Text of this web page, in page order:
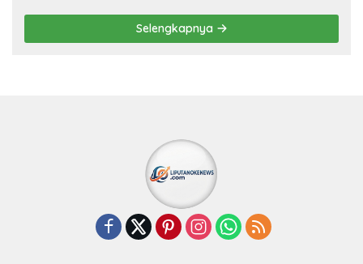
Selengkapnya